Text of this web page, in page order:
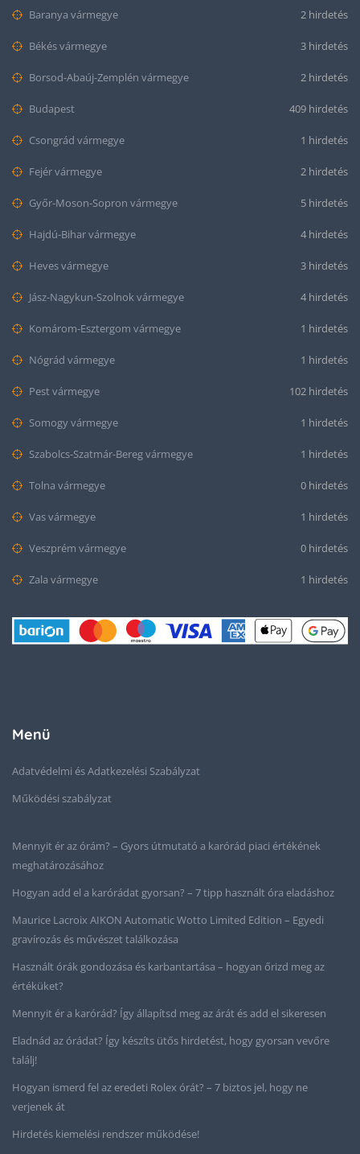
Baranya vármegye 2 hirdetés
Békés vármegye 3 hirdetés
Borsod-Abaúj-Zemplén vármegye 2 hirdetés
Budapest 409 hirdetés
Csongrád vármegye 1 hirdetés
Fejér vármegye 2 hirdetés
Győr-Moson-Sopron vármegye 5 hirdetés
Hajdú-Bihar vármegye 4 hirdetés
Heves vármegye 3 hirdetés
Jász-Nagykun-Szolnok vármegye 4 hirdetés
Komárom-Esztergom vármegye 1 hirdetés
Nógrád vármegye 1 hirdetés
Pest vármegye 102 hirdetés
Somogy vármegye 1 hirdetés
Szabolcs-Szatmár-Bereg vármegye 1 hirdetés
Tolna vármegye 0 hirdetés
Vas vármegye 1 hirdetés
Veszprém vármegye 0 hirdetés
Zala vármegye 1 hirdetés
Menü
Adatvédelmi és Adatkezelési Szabályzat
Működési szabályzat
Mennyit ér az órám? – Gyors útmutató a karórád piaci értékének
meghatározásához
Hogyan add el a karórádat gyorsan? – 7 tipp használt óra eladáshoz
Maurice Lacroix AIKON Automatic Wotto Limited Edition – Egyedi
gravírozás és művészet találkozása
Használt órák gondozása és karbantartása – hogyan őrizd meg az
értéküket?
Mennyit ér a karórád? Így állapítsd meg az árát és add el sikeresen
Eladnád az órádat? Így készíts ütős hirdetést, hogy gyorsan vevőre
találj!
Hogyan ismerd fel az eredeti Rolex órát? – 7 biztos jel, hogy ne
verjenek át
Hirdetés kiemelési rendszer működése!